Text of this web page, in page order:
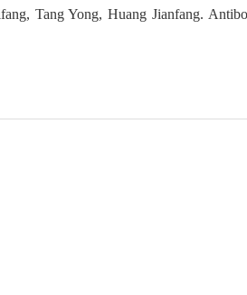
Tang Yong, Huang Jianfang.